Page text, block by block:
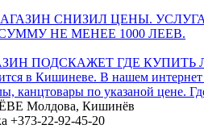
СНИЗИЛ ЦЕНЫ.
НЕ МЕНЕЕ 1000 ЛЕЕВ.
ПОДСКАЖЕТ ГДЕ КУПИТЬ
в Кишиневе. В нашем
канцтовары по указаной цене.
Молдова, Кишинёв
+373-22-92-45-20